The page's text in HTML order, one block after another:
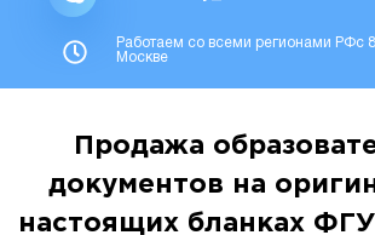
Работаем со всеми регионами РФс
Москве
Продажа
документов на
настоящих бланках